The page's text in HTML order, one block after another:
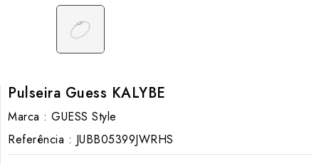
Pulseira Guess KALYBE
Marca : GUESS Style
Referência : JUBB05399JWRHS